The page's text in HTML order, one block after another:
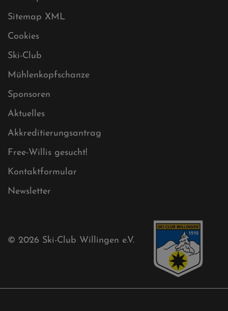
Datenschutz
Impressum
Sitemap
Sitemap XML
Cookies
Ski-Club
Mühlenkopfschanze
Kontaktformular